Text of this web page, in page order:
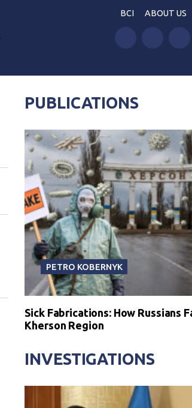
BCI ABOUT US
PUBLICATIONS
PETRO KOBERNYK
Sick Fabrications: How Russians
Kherson Region
INVESTIGATIONS